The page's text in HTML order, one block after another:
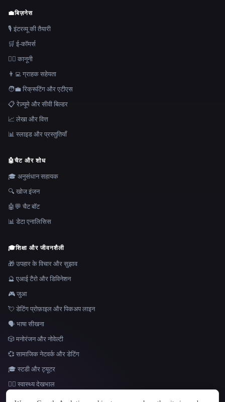
भाषा
💼बिज़नेस
🎙️ इंटरव्यू की तैयारी
🛒 ई-कॉमर्स
👩‍⚖️ कानूनी
👨‍💻 ग्राहक सहेयता
🧑‍💼 रिक्रूटिंग और एटीएस
📋 रेज़्यूमे और सीवी बिल्डर
📈 लेखा और वित्त
📊 स्लाइड और प्रस्तुतियाँ
🤖चैट और शोध
🎓 अनुसंधान सहायक
🔍 खोज इंजन
🤖💬 चैट बॉट
📊 डेटा एनालिसिस
🎓शिक्षा और जीवनशैली
🎁 उपहार के विचार और सुझाव
🔮 एआई टैरो और डिविनेशन
🎮 जुआ
💘 डेटिंग प्रोफ़ाइल और पिकअप लाइन
🗣️ भाषा सीखना
🎲 मनोरंजन और नोवेल्टी
💞 सामाजिक नेटवर्क और डेटिंग
🎓 स्टडी और ट्यूटर
👩‍⚕️ स्वास्थ्य देखभाल